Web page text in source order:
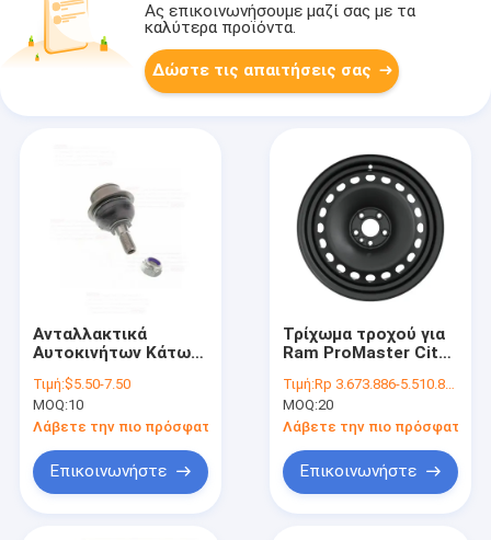
Ας επικοινωνήσουμε μαζί σας με τα
καλύτερα προϊόντα.
Δώστε τις απαιτήσεις σας
Ανταλλακτικά
Αυτοκινήτων Κάτω
για Ford Transit V348
Yc1a 3395 Ca
4381927 4616978
4386870 4173761
4630551
Τιμή:$5.50-7.50
MOQ:10
Λάβετε την πιο πρόσφατη τιμή
Επικοινωνήστε
Τρίχωμα τροχού για
Ram ProMaster City
Αντικατάσταση
Exact Fit Τρίχωμα
τροχού αυτοκινήτου
Τιμή:Rp 3.673.886-5.510.829
MOQ:20
Λάβετε την πιο πρόσφατη
Επικοινωνήστε